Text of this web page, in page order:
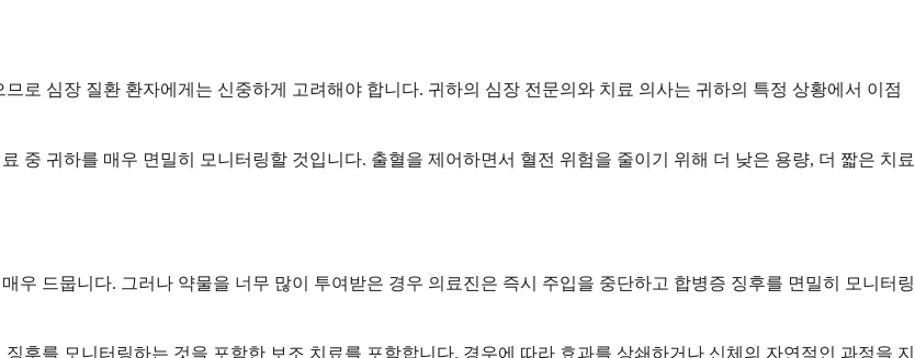
로 심장 질환 환자에게는 신중하게 고려해야 합니다. 귀하의 심장 전문의와 치료 의사는 귀하의 특정 상황에서 이점
중 귀하를 매우 면밀히 모니터링할 것입니다. 출혈을 제어하면서 혈전 위험을 줄이기 위해 더 낮은 용량, 더 짧은 치료
우 드뭅니다. 그러나 약물을 너무 많이 투여받은 경우 의료진은 즉시 주입을 중단하고 합병증 징후를 면밀히 모니터링
후를 모니터링하는 것을 포함한 보조 치료를 포함합니다. 경우에 따라 효과를 상쇄하거나 신체의 자연적인 과정을 지